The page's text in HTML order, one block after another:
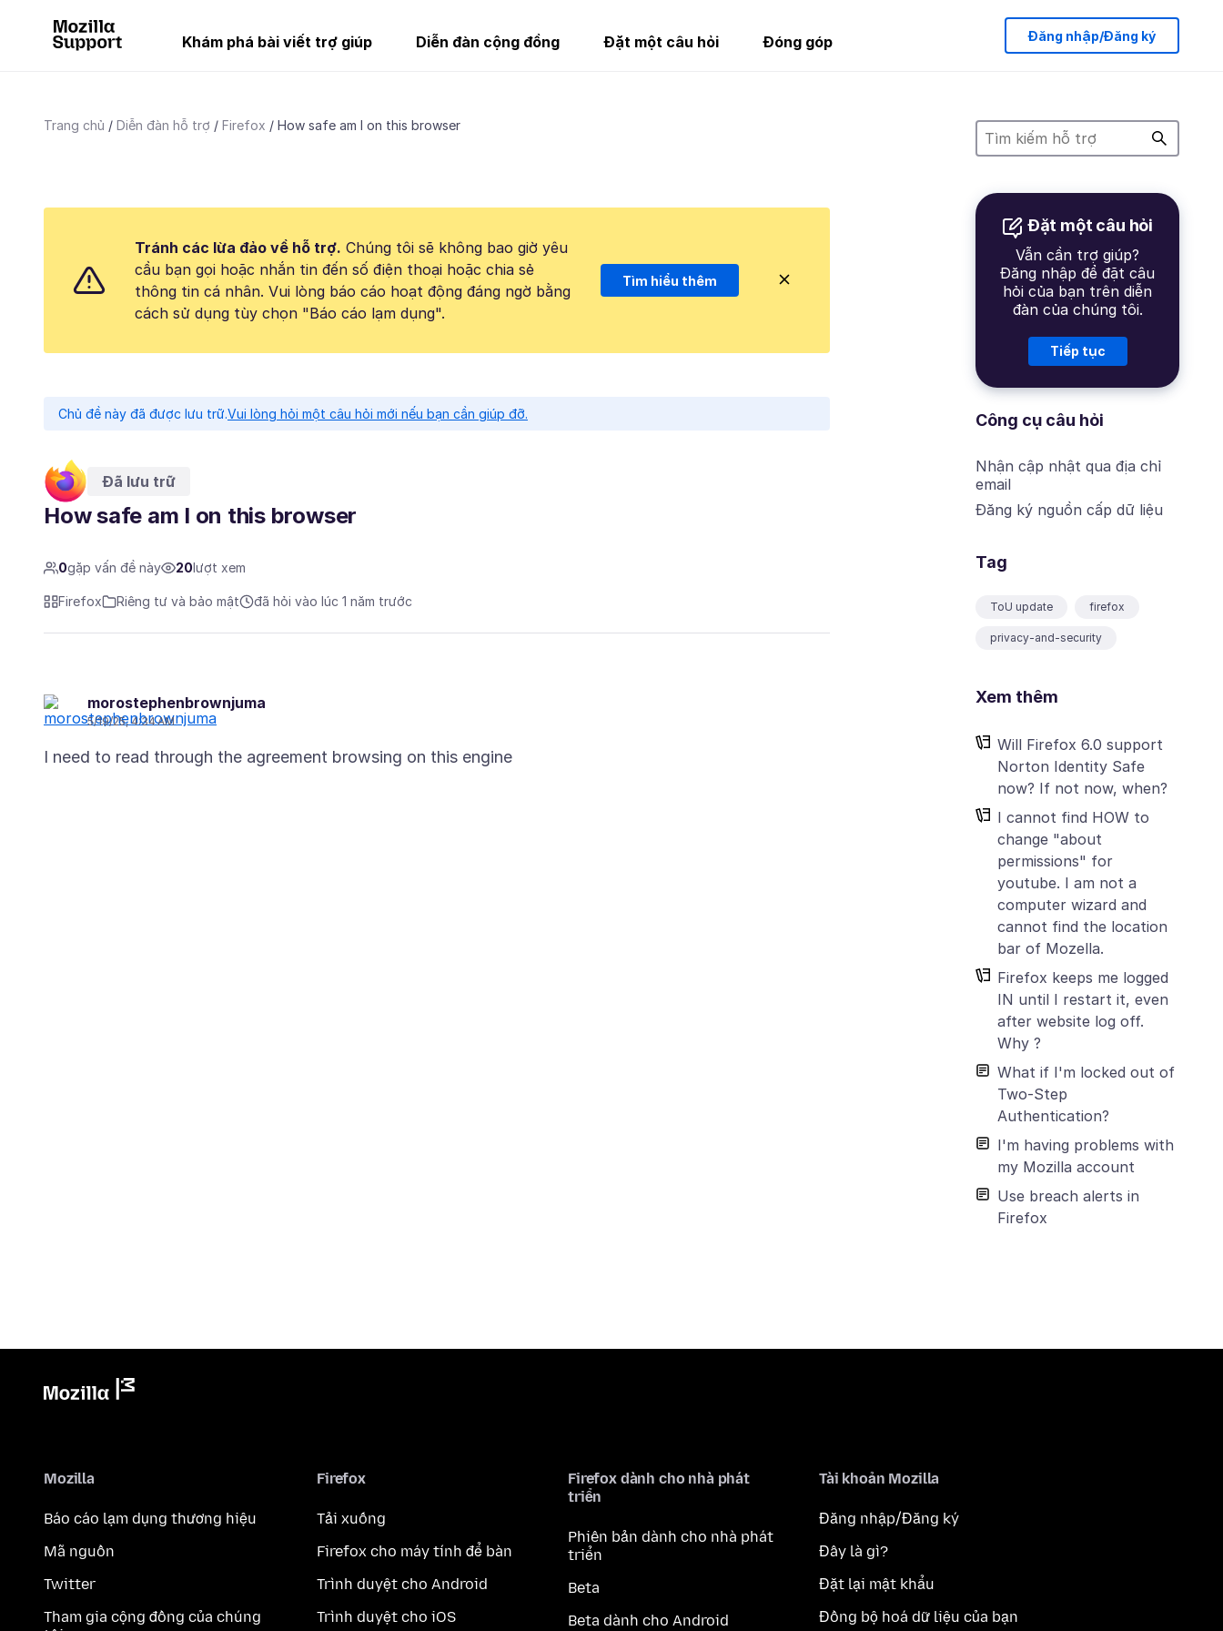
Khám phá bài viết trợ giúp Diễn đàn cộng đồng Đặt một câu hỏi Đóng góp Đăng nhập/Đăng ký
Trang chủ Diễn đàn hỗ trợ Firefox How safe am I on this browser
Đặt một câu hỏi
Vẫn cần trợ giúp?
Đăng nhập để đặt câu
hỏi của bạn trên diễn
đàn của chúng tôi.
Tiếp tục
Công cụ câu hỏi
Nhận cập nhật qua địa chỉ
email
Đăng ký nguồn cấp dữ liệu
Tag
ToU update firefox
privacy-and-security
Xem thêm
Will Firefox 6.0 support
Norton Identity Safe
now? If not now, when?
I cannot find HOW to
change "about
permissions" for
youtube. I am not a
computer wizard and
cannot find the location
bar of Mozella.
Firefox keeps me logged
IN until I restart it, even
after website log off.
Why ?
What if I'm locked out of
Two-Step
Authentication?
I'm having problems with
my Mozilla account
Use breach alerts in
Firefox
Tránh các lừa đảo về hỗ trợ. Chúng tôi sẽ không bao giờ yêu
cầu bạn gọi hoặc nhắn tin đến số điện thoại hoặc chia sẻ
thông tin cá nhân. Vui lòng báo cáo hoạt động đáng ngờ bằng
cách sử dụng tùy chọn "Báo cáo lạm dụng".
Tìm hiểu thêm
Chủ đề này đã được lưu trữ.Vui lòng hỏi một câu hỏi mới nếu bạn cần giúp đỡ.
Đã lưu trữ
How safe am I on this browser
0gặp vấn đề này 20 lượt xem
Firefox Riêng tư và bảo mật đã hỏi vào lúc 1 năm trước
morostephenbrownjuma
5/19/25, 4:34 AM
Mozilla
Báo cáo lạm dụng thương hiệu
Mã nguồn
Twitter
Tham gia cộng đồng của chúng
Firefox
Tải xuống
Firefox cho máy tính để bàn
Trình duyệt cho Android
Trình duyệt cho iOS
Firefox dành cho nhà phát
triển
Phiên bản dành cho nhà phát
triển
Beta
Beta dành cho Android
Tài khoản Mozilla
Đăng nhập/Đăng ký
Đây là gì?
Đặt lại mật khẩu
Đồng bộ hoá dữ liệu của bạn